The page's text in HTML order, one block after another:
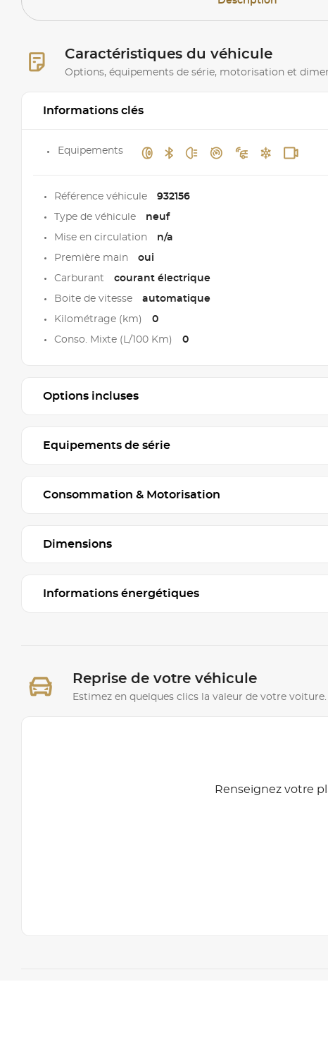
Caractéristiques du véhicule
Options, équipements de série, motorisation et
Informations clés
Equipements
Référence véhicule 932156
Type de véhicule neuf
Mise en circulation n/a
Première main oui
Carburant courant électrique
Boite de vitesse automatique
Kilométrage (km) 0
Conso. Mixte (L/100 Km) 0
Options incluses
Equipements de série
Consommation & Motorisation
Dimensions
Informations énergétiques
Reprise de votre véhicule
Estimez en quelques clics la valeur de votre voiture.
Renseignez votre